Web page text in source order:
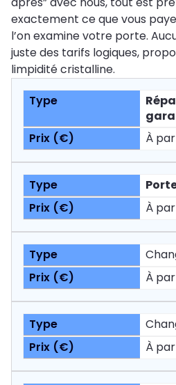
exactement ce que vous
l’on examine votre porte.
juste des tarifs logiques,
limpidité cristalline.
À
À
À
À